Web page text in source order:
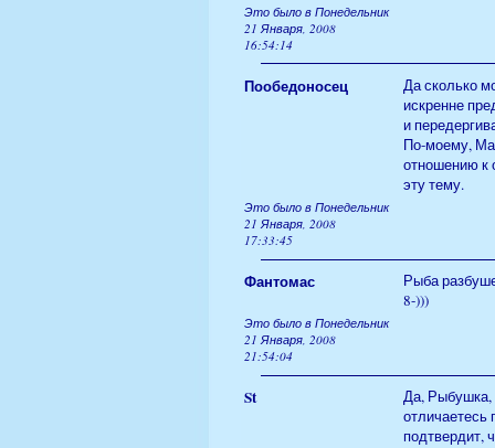
Это было в Понедельник
21 Января, 2008
16:54:14
Пообедоносец
Да сколько
искренне
и
По-моему,
отношению к
эту тему.
Это было в Понедельник
21 Января, 2008
17:33:45
Фантомас
Рыба
8-)))
Это было в Понедельник
21 Января, 2008
21:54:04
St
Да, Рыбушка,
отличаетесь
подтвердит,